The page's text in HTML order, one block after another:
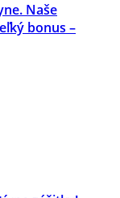
Naše
bonus –